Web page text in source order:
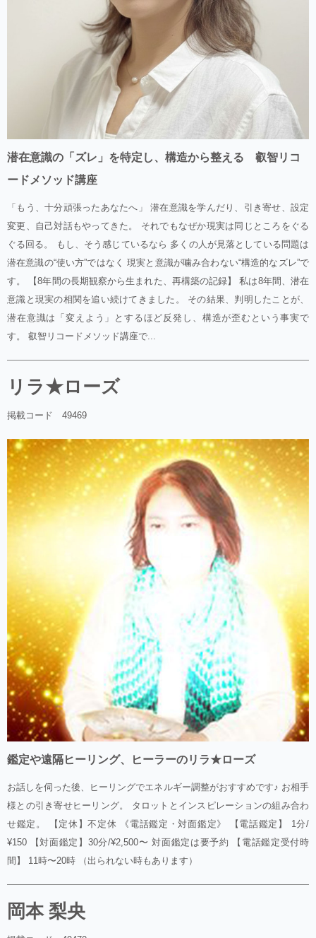
潜在意識の「ズレ」を特定し、構造から整える 叡智リコ
ードメソッド講座
「もう、十分頑張ったあなたへ」 潜在意識を学んだり、引き寄せ、設定
変更、自己対話もやってきた。 それでもなぜか現実は同じところをぐる
ぐる回る。 もし、そう感じているなら 多くの人が見落としている問題は
潜在意識の“使い方”ではなく 現実と意識が噛み合わない“構造的なズレ”で
す。 【8年間の長期観察から生まれた、再構築の記録】 私は8年間、潜在
意識と現実の相関を追い続けてきました。 その結果、判明したことが、
潜在意識は「変えよう」とするほど反発し、構造が歪むという事実で
す。 叡智リコードメソッド講座で...
リラ★ローズ
掲載コード 49469
鑑定や遠隔ヒーリング、ヒーラーのリラ★ローズ
お話しを伺った後、ヒーリングでエネルギー調整がおすすめです♪ お相手
様との引き寄せヒーリング。 タロットとインスピレーションの組み合わ
せ鑑定。 【定休】不定休 《電話鑑定・対面鑑定》 【電話鑑定】 1分/
¥150 【対面鑑定】30分/¥2,500〜 対面鑑定は要予約 【電話鑑定受付時
間】 11時〜20時 （出られない時もあります）
岡本 梨央